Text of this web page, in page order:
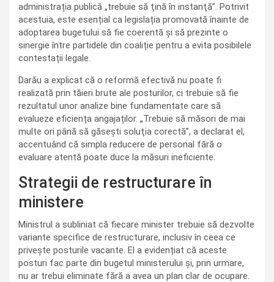
administrația publică „trebuie să ţină în instanţă”. Potrivit
acestuia, este esențial ca legislația promovată înainte de
adoptarea bugetului să fie coerentă și să prezinte o
sinergie între partidele din coaliție pentru a evita posibilele
contestații legale.
Darău a explicat că o reformă efectivă nu poate fi
realizată prin tăieri brute ale posturilor, ci trebuie să fie
rezultatul unor analize bine fundamentate care să
evalueze eficiența angajaților. „Trebuie să măsori de mai
multe ori până să găseşti soluţia corectă”, a declarat el,
accentuând că simpla reducere de personal fără o
evaluare atentă poate duce la măsuri ineficiente.
Strategii de restructurare în
ministere
Ministrul a subliniat că fiecare minister trebuie să dezvolte
variante specifice de restructurare, inclusiv în ceea ce
privește posturile vacante. El a evidențiat că aceste
posturi fac parte din bugetul ministerului și, prin urmare,
nu ar trebui eliminate fără a avea un plan clar de ocupare.